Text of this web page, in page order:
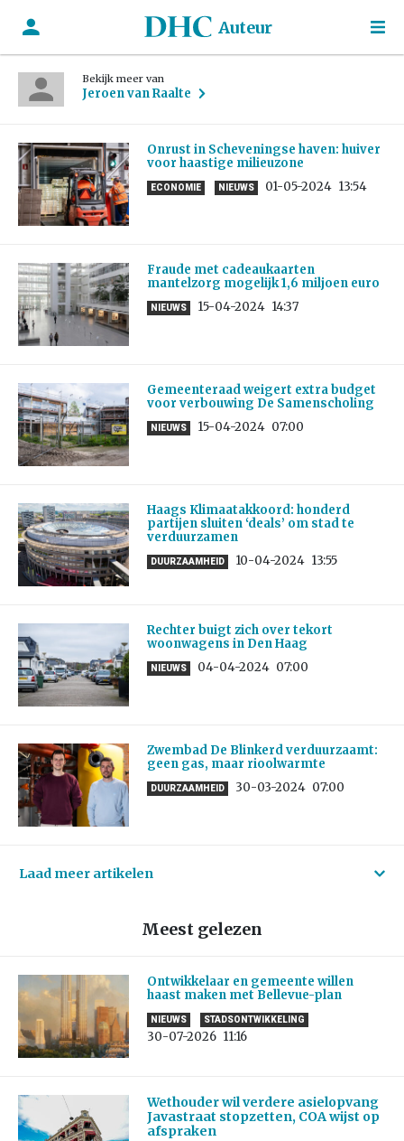
Auteur
Bekijk meer van
Jeroen van Raalte
Onrust in Scheveningse haven: huiver
voor haastige milieuzone
ECONOMIE NIEUWS 01-05-2024 13:54
Fraude met cadeaukaarten
mantelzorg mogelijk 1,6 miljoen euro
NIEUWS 15-04-2024 14:37
Gemeenteraad weigert extra budget
voor verbouwing De Samenscholing
NIEUWS 15-04-2024 07:00
Haags Klimaatakkoord: honderd
partijen sluiten ‘deals’ om stad te
verduurzamen
DUURZAAMHEID 10-04-2024 13:55
Rechter buigt zich over tekort
woonwagens in Den Haag
NIEUWS 04-04-2024 07:00
Zwembad De Blinkerd verduurzaamt:
geen gas, maar rioolwarmte
DUURZAAMHEID 30-03-2024 07:00
Laad meer artikelen
Meest gelezen
Ontwikkelaar en gemeente willen
haast maken met Bellevue-plan
NIEUWS STADSONTWIKKELING
30-07-2026 11:16
Wethouder wil verdere asielopvang
Javastraat stopzetten, COA wijst op
afspraken